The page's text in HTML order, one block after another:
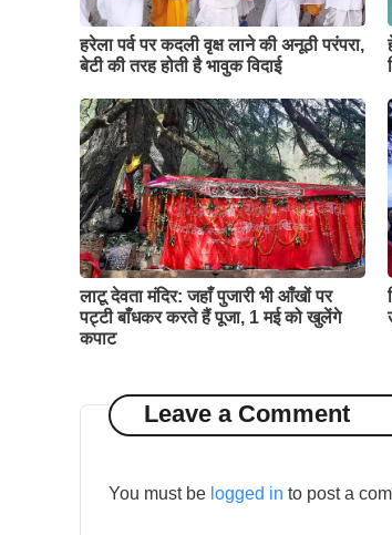
हरेला पर्व पर कदली वृक्ष लाने की अनूठी परंपरा,
बेटी की तरह होती है भावुक विदाई
लाटू देवता मंदिर: जहाँ पुजारी भी आँखों पर
पट्टी बाँधकर करते हैं पूजा, 1 मई को खुलेंगे
कपाट
Leave a Comment
You must be logged in to post a